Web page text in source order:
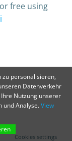
free using
zu personalisieren,
Datenverkehr
Nutzung unserer
und Analyse.View
Cookies settings